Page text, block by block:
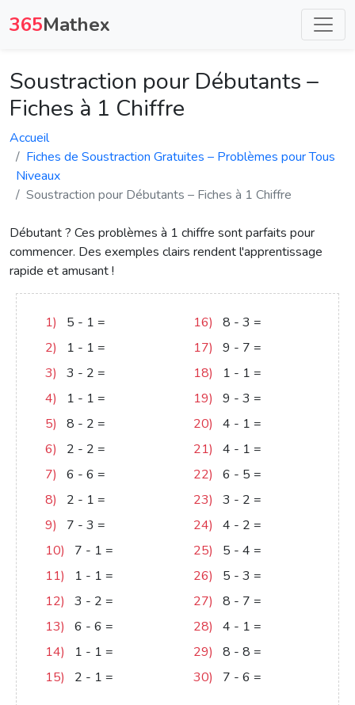
365Mathex
Soustraction pour Débutants –
Fiches à 1 Chiffre
Accueil
Fiches de Soustraction Gratuites – Problèmes pour Tous
Niveaux
Soustraction pour Débutants – Fiches à 1 Chiffre
Débutant ? Ces problèmes à 1 chiffre sont parfaits pour
commencer. Des exemples clairs rendent l'apprentissage
rapide et amusant !
1) 5 - 1 =
2)
1 - 1 =
3)
3 - 2 =
4)
1 - 1 =
5)
8 - 2 =
6)
2 - 2 =
7)
6 - 6 =
8)
2 - 1 =
9)
7 - 3 =
10)
7 - 1 =
11)
1 - 1 =
12)
3 - 2 =
13)
6 - 6 =
14)
1 - 1 =
15)
2 - 1 =
16) 8 - 3 =
17)
9 - 7 =
18)
1 - 1 =
19)
9 - 3 =
20)
4 - 1 =
21)
4 - 1 =
22)
6 - 5 =
23)
3 - 2 =
24)
4 - 2 =
25)
5 - 4 =
26)
5 - 3 =
27)
8 - 7 =
28)
4 - 1 =
29)
8 - 8 =
30)
7 - 6 =